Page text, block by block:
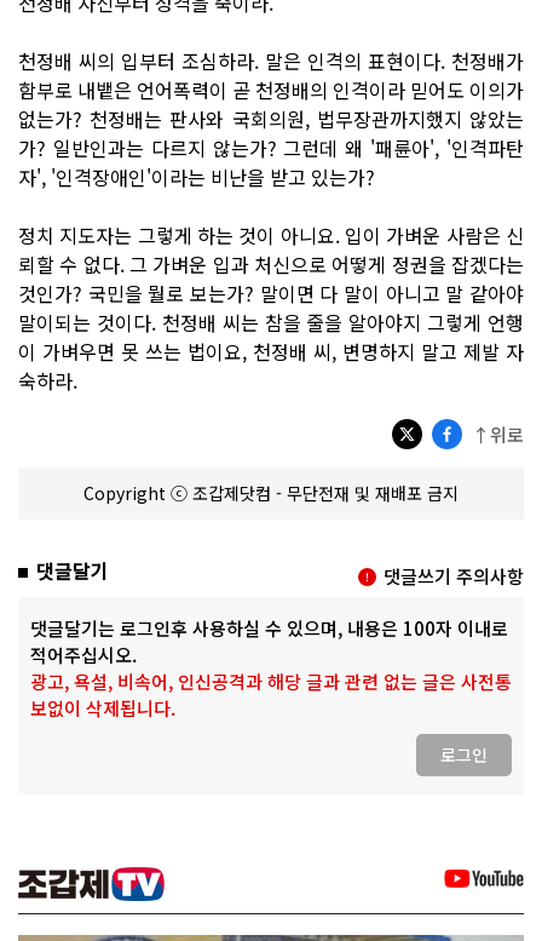
천정배 씨의 입부터 조심하라. 말은 인격의 표현이다. 천정배가
함부로 내뱉은 언어폭력이 곧 천정배의 인격이라 믿어도 이의가
없는가? 천정배는 판사와 국회의원, 법무장관까지했지 않았는
가? 일반인과는 다르지 않는가? 그런데 왜 '패륜아', '인격파탄
자', '인격장애인'이라는 비난을 받고 있는가?
정치 지도자는 그렇게 하는 것이 아니요. 입이 가벼운 사람은 신
뢰할 수 없다. 그 가벼운 입과 처신으로 어떻게 정권을 잡겠다는
것인가? 국민을 뭘로 보는가? 말이면 다 말이 아니고 말 같아야
말이되는 것이다. 천정배 씨는 참을 줄을 알아야지 그렇게 언행
이 가벼우면 못 쓰는 법이요, 천정배 씨, 변명하지 말고 제발 자
숙하라.
↑위로
Copyright ⓒ 조갑제닷컴 - 무단전재 및 재배포 금지
댓글달기 댓글쓰기 주의사항
댓글달기는 로그인후 사용하실 수 있으며, 내용은 100자 이내로
적어주십시오.
광고, 욕설, 비속어, 인신공격과 해당 글과 관련 없는 글은 사전통
보없이 삭제됩니다.
로그인